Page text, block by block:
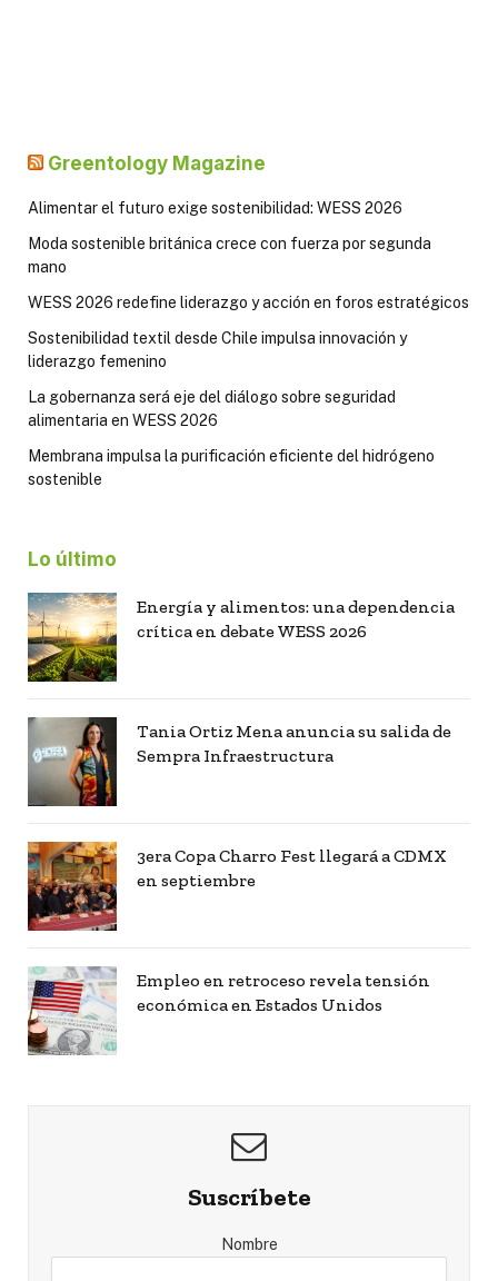
Greentology Magazine
Alimentar el futuro exige sostenibilidad: WESS 2026
Moda sostenible británica crece con fuerza por segunda
mano
WESS 2026 redefine liderazgo y acción en foros estratégicos
Sostenibilidad textil desde Chile impulsa innovación y
liderazgo femenino
La gobernanza será eje del diálogo sobre seguridad
alimentaria en WESS 2026
Membrana impulsa la purificación eficiente del hidrógeno
sostenible
Lo último
Energía y alimentos: una dependencia
crítica en debate WESS 2026
Tania Ortiz Mena anuncia su salida de
Sempra Infraestructura
3era Copa Charro Fest llegará a CDMX
en septiembre
Empleo en retroceso revela tensión
económica en Estados Unidos
Suscríbete
Nombre